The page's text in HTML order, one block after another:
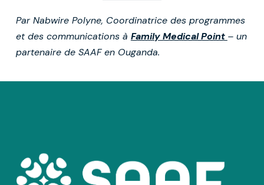
Par Nabwire Polyne, Coordinatrice des programmes
et des communications à Family Medical Point – un
partenaire de SAAF en Ouganda.